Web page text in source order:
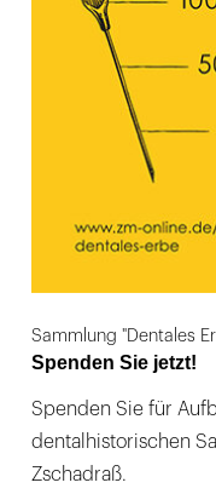
Sammlung "Dentales
Spenden Sie jetzt!
Spenden Sie für
dentalhistorischen
Zschadraß.